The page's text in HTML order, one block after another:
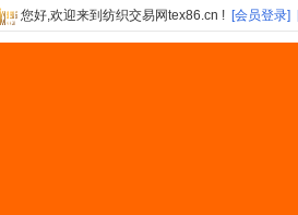
您好,欢迎来到纺织交易网tex86.cn ! [会员登录]